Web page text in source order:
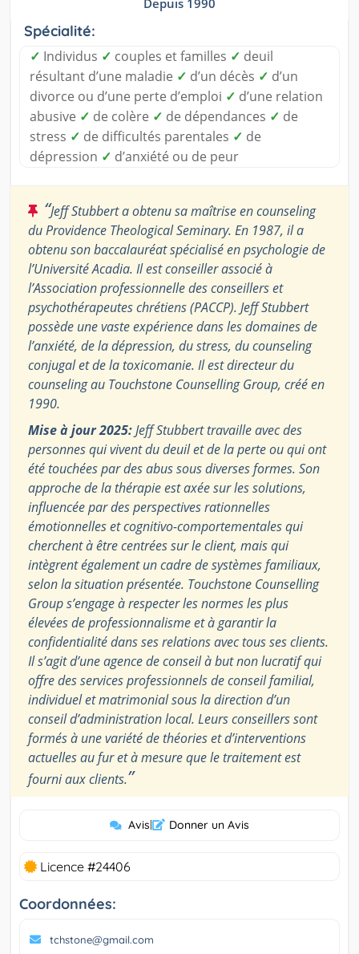
Depuis 1990
Spécialité:
✓ Individus ✓ couples et familles ✓ deuil
résultant d’une maladie ✓ d’un décès ✓ d’un
divorce ou d’une perte d’emploi ✓ d’une relation
abusive ✓ de colère ✓ de dépendances ✓ de
stress ✓ de difficultés parentales ✓ de
dépression ✓ d’anxiété ou de peur
“Jeff Stubbert a obtenu sa maîtrise en counseling
du Providence Theological Seminary. En 1987, il a
obtenu son baccalauréat spécialisé en psychologie de
l’Université Acadia. Il est conseiller associé à
l’Association professionnelle des conseillers et
psychothérapeutes chrétiens (PACCP). Jeff Stubbert
possède une vaste expérience dans les domaines de
l’anxiété, de la dépression, du stress, du counseling
conjugal et de la toxicomanie. Il est directeur du
counseling au Touchstone Counselling Group, créé en
1990.
Mise à jour 2025:Jeff Stubbert travaille avec des
personnes qui vivent du deuil et de la perte ou qui ont
été touchées par des abus sous diverses formes. Son
approche de la thérapie est axée sur les solutions,
influencée par des perspectives rationnelles
émotionnelles et cognitivo-comportementales qui
cherchent à être centrées sur le client, mais qui
intègrent également un cadre de systèmes familiaux,
selon la situation présentée. Touchstone Counselling
Group s’engage à respecter les normes les plus
élevées de professionnalisme et à garantir la
confidentialité dans ses relations avec tous ses clients.
Il s’agit d’une agence de conseil à but non lucratif qui
offre des services professionnels de conseil familial,
individuel et matrimonial sous la direction d’un
conseil d’administration local. Leurs conseillers sont
formés à une variété de théories et d’interventions
actuelles au fur et à mesure que le traitement est
fourni aux clients.”
Avis| Donner un Avis
Licence #24406
Coordonnées:
tchstone@gmail.com